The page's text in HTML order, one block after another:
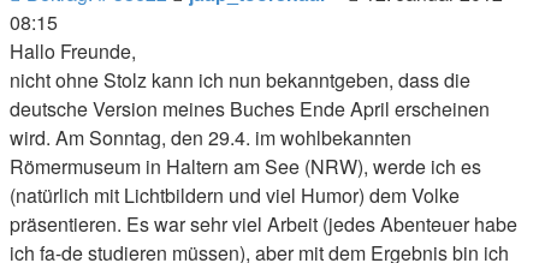
08:15
Hallo Freunde,
nicht ohne Stolz kann ich nun bekanntgeben, dass die
deutsche Version meines Buches Ende April erscheinen
wird. Am Sonntag, den 29.4. im wohlbekannten
Römermuseum in Haltern am See (NRW), werde ich es
(natürlich mit Lichtbildern und viel Humor) dem Volke
präsentieren. Es war sehr viel Arbeit (jedes Abenteuer habe
ich fa-de studieren müssen), aber mit dem Ergebnis bin ich